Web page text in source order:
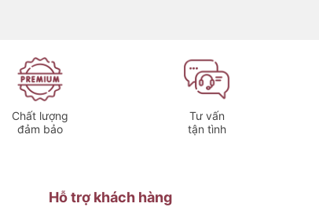
Chất lượng
đảm bảo
Tư vấn
tận tình
Hỗ trợ khách hàng